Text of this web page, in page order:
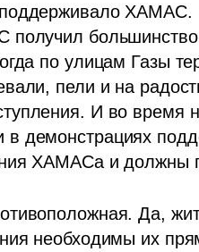
ХАМАС.
получил
по улицам Газы
пели и на
И во время
в демонстрациях
ХАМАСа и должны
Да,
необходимы их